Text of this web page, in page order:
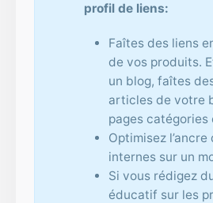
profil de liens:
Faîtes des liens
de vos produits.
un blog, faîtes
articles de votre
pages
Optimisez l’ancre
internes sur un
Si vous rédigez
éducatif sur les